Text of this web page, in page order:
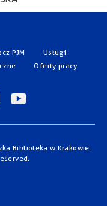
PJM
Usługi
Oferty pracy
Biblioteka w Krakowie.